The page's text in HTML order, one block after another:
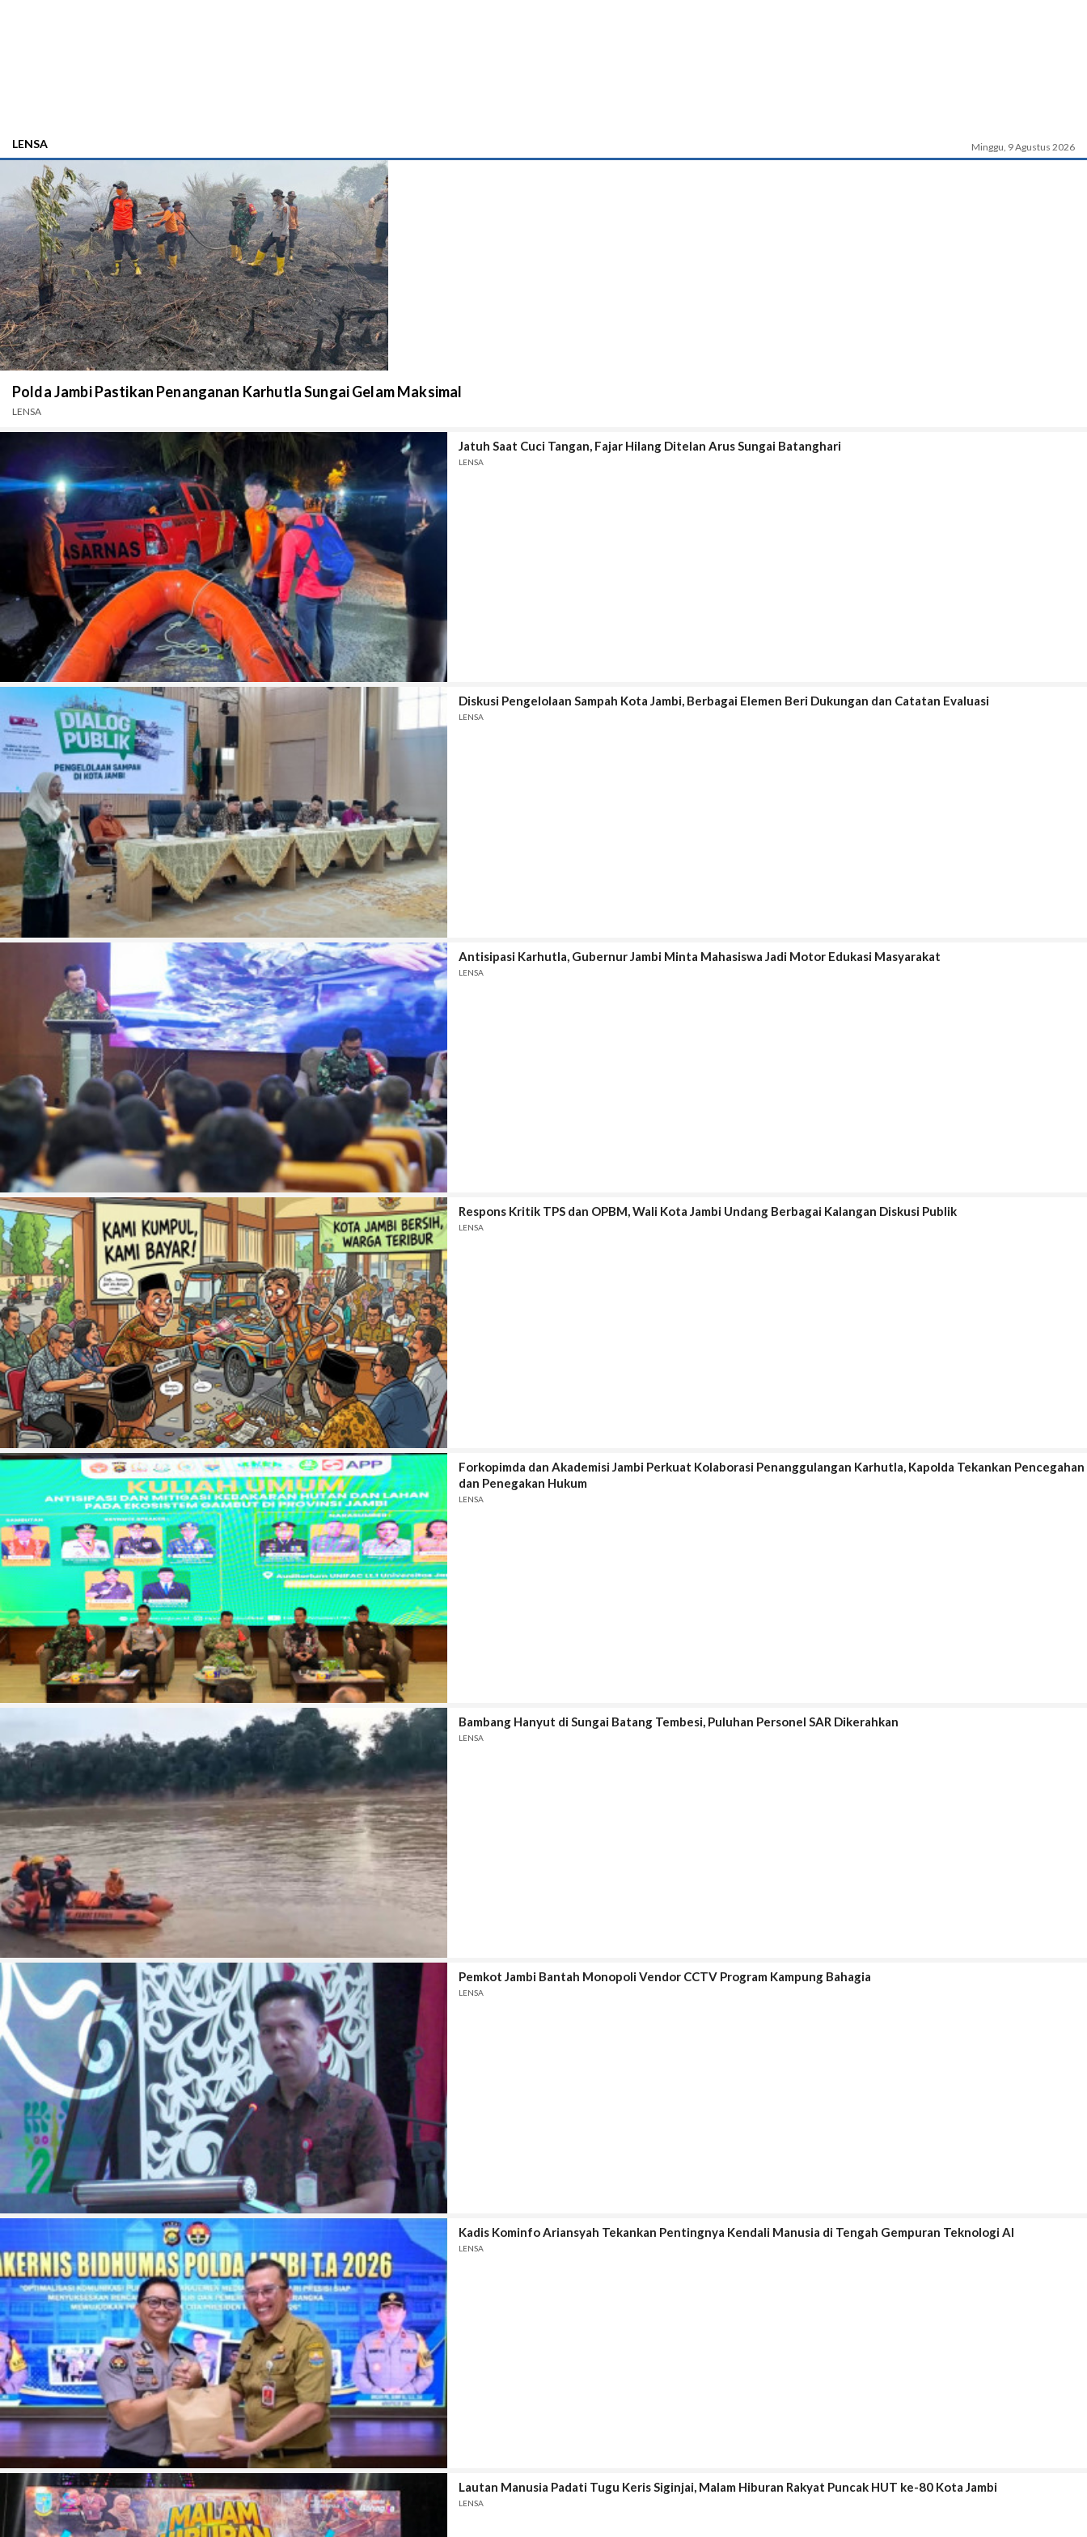
LENSA Minggu, 9 Agustus 2026
Polda Jambi Pastikan Penanganan Karhutla Sungai Gelam Maksimal
LENSA
Jatuh Saat Cuci Tangan, Fajar Hilang Ditelan Arus Sungai Batanghari
LENSA
Diskusi Pengelolaan Sampah Kota Jambi, Berbagai Elemen Beri Dukungan dan Catatan Evaluasi
LENSA
Antisipasi Karhutla, Gubernur Jambi Minta Mahasiswa Jadi Motor Edukasi Masyarakat
LENSA
Respons Kritik TPS dan OPBM, Wali Kota Jambi Undang Berbagai Kalangan Diskusi Publik
LENSA
Forkopimda dan Akademisi Jambi Perkuat Kolaborasi Penanggulangan Karhutla, Kapolda Tekankan Pencegahan
dan Penegakan Hukum
LENSA
Bambang Hanyut di Sungai Batang Tembesi, Puluhan Personel SAR Dikerahkan
LENSA
Pemkot Jambi Bantah Monopoli Vendor CCTV Program Kampung Bahagia
LENSA
Kadis Kominfo Ariansyah Tekankan Pentingnya Kendali Manusia di Tengah Gempuran Teknologi AI
LENSA
Lautan Manusia Padati Tugu Keris Siginjai, Malam Hiburan Rakyat Puncak HUT ke-80 Kota Jambi
LENSA